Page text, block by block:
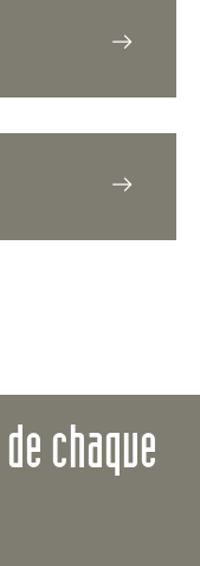
chaque